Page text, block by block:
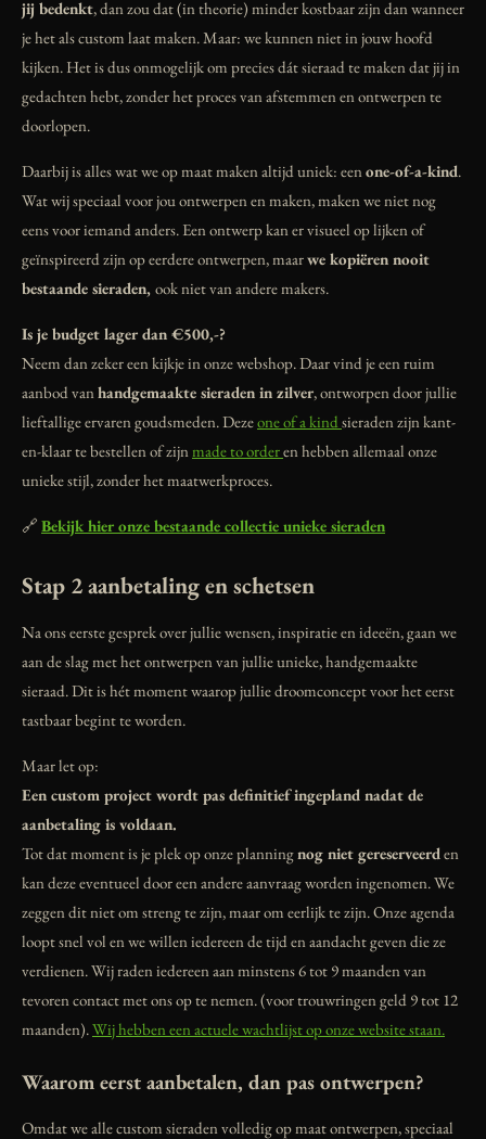
jij bedenkt, dan zou dat (in theorie) minder kostbaar zijn dan wanneer
je het als custom laat maken. Maar: we kunnen niet in jouw hoofd
kijken. Het is dus onmogelijk om precies dát sieraad te maken dat jij in
gedachten hebt, zonder het proces van afstemmen en ontwerpen te
doorlopen.
Daarbij is alles wat we op maat maken altijd uniek: eenone-of-a-kind.
Wat wij speciaal voor jou ontwerpen en maken, maken we niet nog
eens voor iemand anders. Een ontwerp kan er visueel op lijken of
geïnspireerd zijn op eerdere ontwerpen, maarwe kopiëren nooit
bestaande sieraden, ook niet van andere makers.
Is je budget lager dan €500,-?
Neem dan zeker een kijkje in onze webshop. Daar vind je een ruim
aanbod vanhandgemaakte sieraden in zilver, ontworpen door jullie
lieftallige ervaren goudsmeden. Dezeone of a kindsieraden zijn kant-
en-klaar te bestellen of zijnmade to orderen hebben allemaal onze
unieke stijl, zonder het maatwerkproces.
🔗 Bekijk hier onze bestaande collectie unieke sieraden
Stap 2 aanbetaling en schetsen
Na ons eerste gesprek over jullie wensen, inspiratie en ideeën, gaan we
aan de slag met het ontwerpen van jullie unieke, handgemaakte
sieraad. Dit is hét moment waarop jullie droomconcept voor het eerst
tastbaar begint te worden.
Maar let op:
Een custom project wordt pas definitief ingepland nadat de
aanbetaling is voldaan.
Tot dat moment is je plek op onze planningnog niet gereserveerden
kan deze eventueel door een andere aanvraag worden ingenomen. We
zeggen dit niet om streng te zijn, maar om eerlijk te zijn. Onze agenda
loopt snel vol en we willen iedereen de tijd en aandacht geven die ze
verdienen. Wij raden iedereen aan minstens 6 tot 9 maanden van
tevoren contact met ons op te nemen. (voor trouwringen geld 9 tot 12
maanden).Wij hebben een actuele wachtlijst op onze website staan.
Waarom eerst aanbetalen, dan pas ontwerpen?
Omdat we alle custom sieraden volledig op maat ontwerpen, speciaal